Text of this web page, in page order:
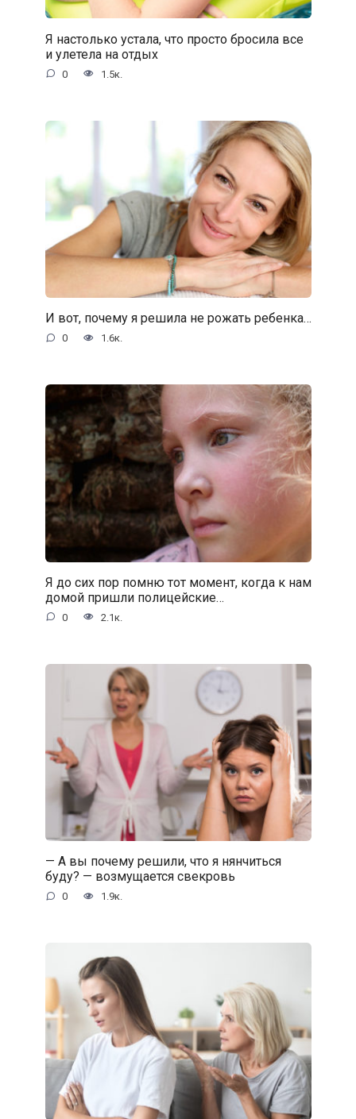
Я настолько устала, что просто бросила все
и улетела на отдых
0 1.5к.
И вот, почему я решила не рожать ребенка…
0 1.6к.
Я до сих пор помню тот момент, когда к нам
домой пришли полицейские…
0 2.1к.
— А вы почему решили, что я нянчиться
буду? — возмущается свекровь
0 1.9к.